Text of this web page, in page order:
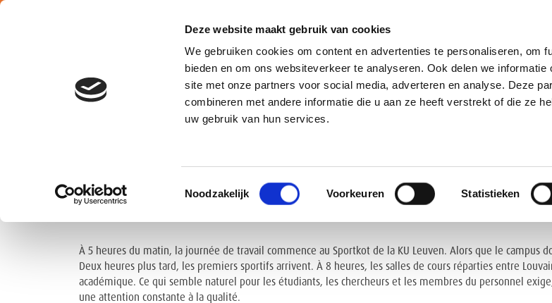
Deze website maakt gebruik van cookies
We gebruiken cookies om content en advertenties te personaliseren, om
bieden en om ons websiteverkeer te analyseren. Ook delen we informatie
site met onze partners voor social media, adverteren en analyse. Deze
combineren met andere informatie die u aan ze heeft verstrekt of die ze
uw gebruik van hun services.
Toestemmingsselectie
Noodzakelijk Voorkeuren Statistieken
Belgium
COMMENT ATALIAN PRÉPARE CHAQUE
LA KU LEUVEN À ACCUEILLIR LEURS
À 5 heures du matin, la journée de travail commence au Sportkot de la KU Leuven. Alors que le campus
Deux heures plus tard, les premiers sportifs arrivent. À 8 heures, les salles de cours réparties entre
académique. Ce qui semble naturel pour les étudiants, les chercheurs et les membres du personnel
une attention constante à la qualité.